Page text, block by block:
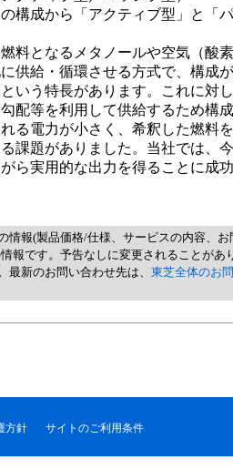
構成から「アクティブ型」と「
料となるメタノールや空気（酸
供給・循環させる方式で、構成
いう特長があります。これに対
配等を利用して供給するため構
る電力が小さく、希釈した燃料
課題がありました。当社では、
ら実用的な出力を得ることに成
情報(製品価格/仕様、サービスの内容、
報です。予告なしに変更されることがあ
最新のお問い合わせ先は、 東芝全体のお
方針 サイトのご利用条件